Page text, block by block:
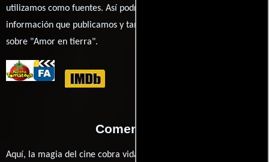
utilizamos como fuentes. Así podrás chequear toda la
información que publicamos y también ampliar tu conocimiento
sobre "Amor en tierra".
Comentarios
Aquí, la magia del cine cobra vida a través de tus opiniones. ¿Qué